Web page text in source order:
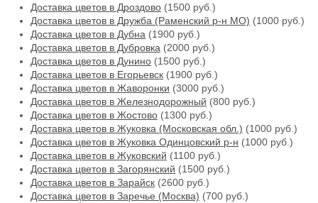
Доставка цветов в Дроздово (1500 руб.)
Доставка цветов в Дружба (Раменский р-н МО) (1000 руб.)
Доставка цветов в Дубна (1900 руб.)
Доставка цветов в Дубровка (2000 руб.)
Доставка цветов в Дунино (1500 руб.)
Доставка цветов в Егорьевск (1900 руб.)
Доставка цветов в Жаворонки (3000 руб.)
Доставка цветов в Железнодорожный (800 руб.)
Доставка цветов в Жостово (1300 руб.)
Доставка цветов в Жуковка (Московская обл.) (1000 руб.)
Доставка цветов в Жуковка Одинцовский р-н (1000 руб.)
Доставка цветов в Жуковский (1100 руб.)
Доставка цветов в Загорянский (1500 руб.)
Доставка цветов в Зарайск (2600 руб.)
Доставка цветов в Заречье (Москва) (700 руб.)